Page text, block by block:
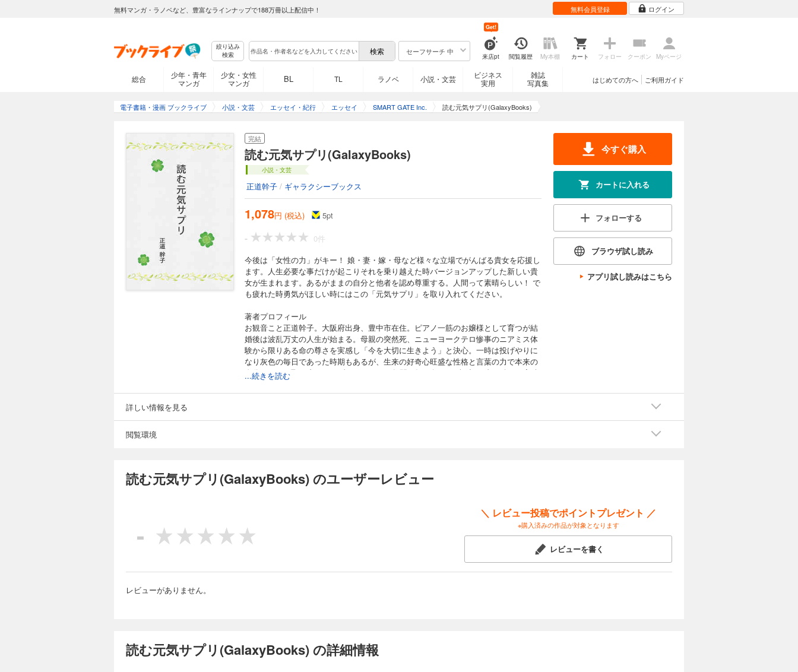
無料マンガ・ラノベなど、豊富なラインナップで188万冊以上配信中！ 無料会員登録 ログイン
絞り込み
検索
セーフサーチ 中
来店pt
Get!
閲覧履歴 My本棚 カート フォロー クーポン Myページ
総合
少年・青年
マンガ
少女・女性
マンガ
BL TL ラノベ 小説・文芸
ビジネス
実用
雑誌
写真集
ご利用ガイド
はじめての方へ
電子書籍・漫画 ブックライブ 小説・文芸 エッセイ・紀行 エッセイ SMART GATE Inc. 読む元気サプリ(GalaxyBooks)
完結
読む元気サプリ(GalaxyBooks)
小説・文芸
正道幹子 / ギャラクシーブックス
1,078円 (税込) 5pt
-
0件
今後は「女性の力」がキー！ 娘・妻・嫁・母など様々な立場でがんばる貴女を応援し
ます。人生必要な事だけが起こりそれを乗り越えた時バージョンアップした新しい貴
女が生まれます。あるがままの自分と他者を認め尊重する。人間って素晴らしい！ で
も疲れた時勇気がほしい時にはこの「元気サプリ」を取り入れてください。
著者プロフィール
お観音こと正道幹子。大阪府出身、豊中市在住。ピアノ一筋のお嬢様として育つが結
婚後は波乱万丈の人生が始まる。母親の突然死、ニューヨークテロ惨事のニアミス体
験から限りある命の尊さを実感し「今を大切に生きよう」と決心。一時は投げやりに
なり灰色の毎日であった時期もあるが、生来の好奇心旺盛な性格と言葉の力で本来の
自分らしさを取り戻す。10 歳の頃から 30 年間、毎日欠かさず日記を書き続けた実績
を持つ。文章を書くのは得意でも人前で話す事は苦手でコンプレックスを持ってい
た。しかし克服すべく MC の学校で学び言葉の選び方、伝え方、タイムマネジメン
れない事が嫌でマナーを本格的に学び、登録講師として様々な現場を体験する。
...続きを読む
今すぐ購入
カートに入れる
フォローする
ブラウザ試し読み
アプリ試し読みはこちら
詳しい情報を見る
閲覧環境
読む元気サプリ(GalaxyBooks) のユーザーレビュー
-
＼ レビュー投稿でポイントプレゼント ／
※購入済みの作品が対象となります
レビューを書く
レビューがありません。
読む元気サプリ(GalaxyBooks) の詳細情報